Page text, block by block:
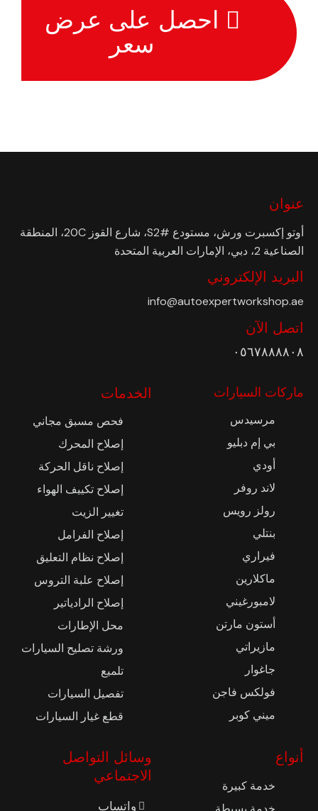
احصل على عرض
سعر
عنوان
أوتو إكسبرت ورش، مستودع #S2، شارع القوز 20C، المنطقة
الصناعية 2، دبي، الإمارات العربية المتحدة
البريد الإلكتروني
info@autoexpertworkshop.ae
اتصل الآن
٠٥٦٧٨٨٨٨٠٨
ماركات السيارات
مرسيدس
بي إم دبليو
أودي
لاند روفر
رولز رويس
بنتلي
فيراري
ماكلارين
لامبورغيني
أستون مارتن
مازيراتي
جاغوار
فولكس فاجن
ميني كوبر
الخدمات
فحص مسبق مجاني
إصلاح المحرك
إصلاح ناقل الحركة
إصلاح تكييف الهواء
تغيير الزيت
إصلاح الفرامل
إصلاح نظام التعليق
إصلاح علبة التروس
إصلاح الرادياتير
محل الإطارات
ورشة تصليح السيارات
تلميع
تفصيل السيارات
قطع غيار السيارات
أنواع
خدمة كبيرة
وسائل التواصل
الاجتماعي
واتساب